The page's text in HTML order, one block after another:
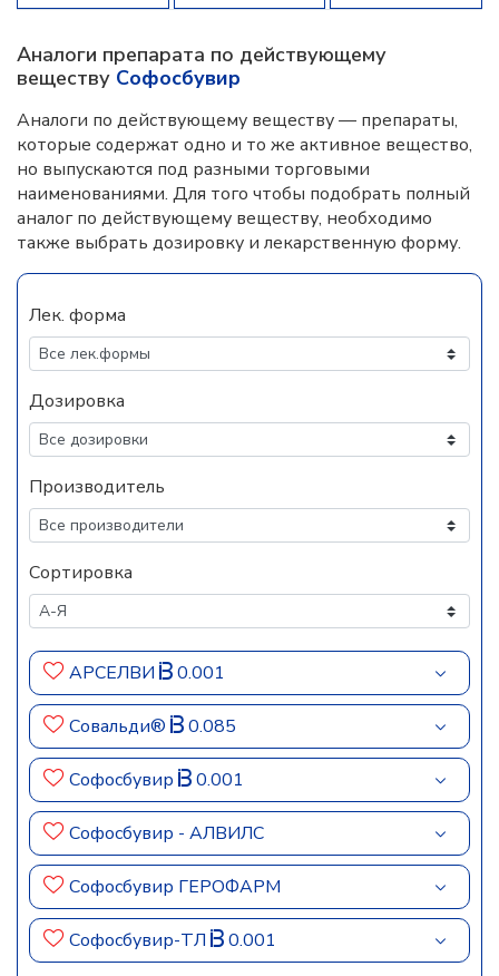
Аналоги препарата по действующему
веществу Софосбувир
Аналоги по действующему веществу — препараты,
которые содержат одно и то же активное вещество,
но выпускаются под разными торговыми
наименованиями. Для того чтобы подобрать полный
аналог по действующему веществу, необходимо
также выбрать дозировку и лекарственную форму.
Лек. форма
Дозировка
Производитель
Сортировка
АРСЕЛВИ 0.001
Совальди® 0.085
Софосбувир 0.001
Софосбувир - АЛВИЛС
Софосбувир ГЕРОФАРМ
Софосбувир-ТЛ 0.001